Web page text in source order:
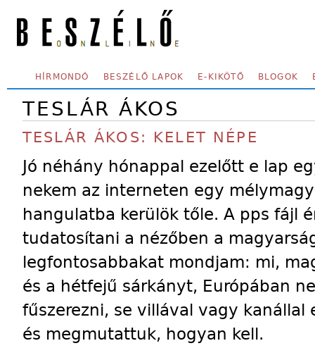
SECONDARY MENU
HÍRMONDÓ BESZÉLŐ LAPOK E-KIKÖTŐ BLOGOK
TESLÁR ÁKOS
TESLÁR ÁKOS: KELET NÉPE
Jó néhány hónappal ezelőtt e lap
nekem az interneten egy
hangulatba kerülök tőle. A pps fájl
tudatosítani a nézőben a
legfontosabbakat mondjam: mi,
és a hétfejű sárkányt, Európában
fűszerezni, se villával vagy
és megmutattuk, hogyan kell.